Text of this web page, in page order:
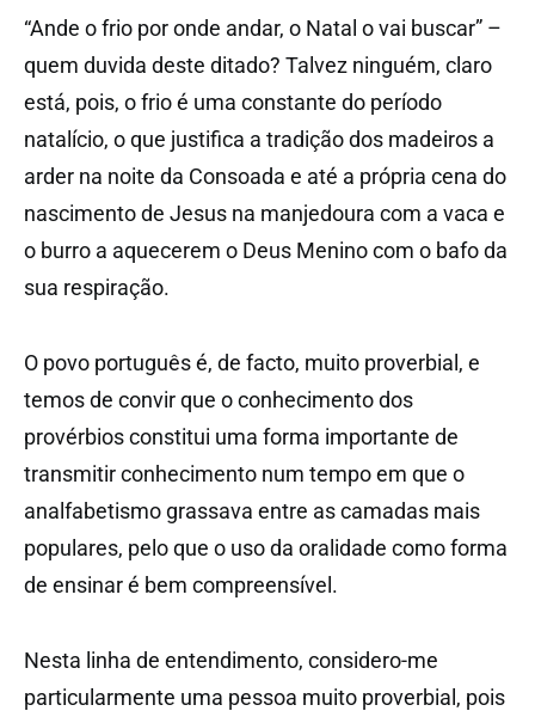
“Ande o frio por onde andar, o Natal o vai buscar” –
quem duvida deste ditado? Talvez ninguém, claro
está, pois, o frio é uma constante do período
natalício, o que justifica a tradição dos madeiros a
arder na noite da Consoada e até a própria cena do
nascimento de Jesus na manjedoura com a vaca e
o burro a aquecerem o Deus Menino com o bafo da
sua respiração.
O povo português é, de facto, muito proverbial, e
temos de convir que o conhecimento dos
provérbios constitui uma forma importante de
transmitir conhecimento num tempo em que o
analfabetismo grassava entre as camadas mais
populares, pelo que o uso da oralidade como forma
de ensinar é bem compreensível.
Nesta linha de entendimento, considero-me
particularmente uma pessoa muito proverbial, pois